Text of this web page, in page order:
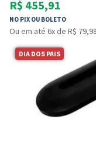
R$ 455,91
NO PIX OU BOLETO
Ou em até 6x de R$ 79,98
DIA DOS PAIS